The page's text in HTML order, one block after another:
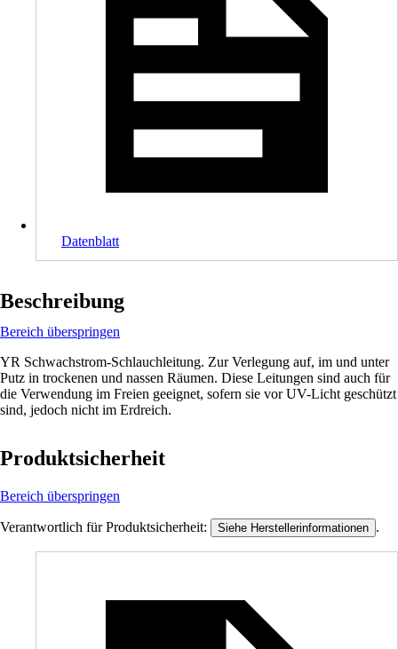
Datenblatt
Beschreibung
Bereich überspringen
YR Schwachstrom-Schlauchleitung. Zur Verlegung auf, im und unter
Putz in trockenen und nassen Räumen. Diese Leitungen sind auch für
die Verwendung im Freien geeignet, sofern sie vor UV-Licht geschützt
sind, jedoch nicht im Erdreich.
Produktsicherheit
Bereich überspringen
Verantwortlich für Produktsicherheit: Siehe Herstellerinformationen .